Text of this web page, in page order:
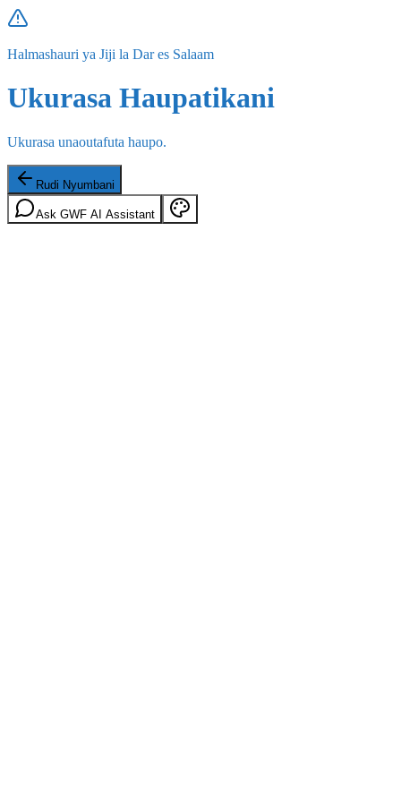
Halmashauri ya Jiji la Dar es Salaam
Ukurasa Haupatikani
Ukurasa unaoutafuta haupo.
Rudi Nyumbani
Ask GWF AI Assistant